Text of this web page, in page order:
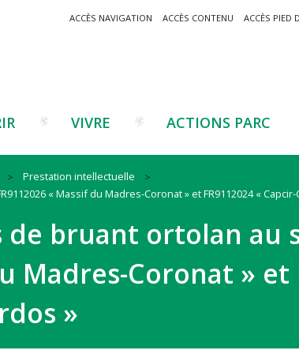
ACCÈS NAVIGATION ACCÈS CONTENU ACCÈS PIED
Traditions catalanes
VIVRE
Valeurs Parc
Les réseaux
ACTIONS PARC
Agriculture
Filières émergentes
Prestation intellectuelle
« Massif du Madres-Coronat » et FR9112024 «
bruant ortolan au
Madres-Coronat » et
»